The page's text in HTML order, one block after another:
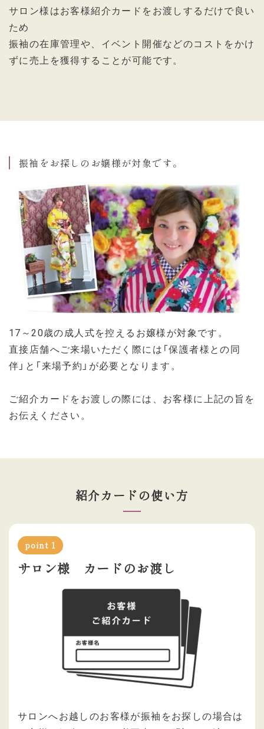
サロン様はお客様紹介カードをお渡しするだけで良い
ため
振袖の在庫管理や、イベント開催などのコストをかけ
ずに売上を獲得することが可能です。
振袖をお探しのお嬢様が対象です。
17～20歳の成人式を控えるお嬢様が対象です。
直接店舗へご来場いただく際には「保護者様との同
伴」と「来場予約」が必要となります。
ご紹介カードをお渡しの際には、お客様に上記の旨を
お伝えください。
紹介カードの使い方
point
サロン様 カードのお渡し
サロンへお越しのお客様が振袖をお探しの場合は